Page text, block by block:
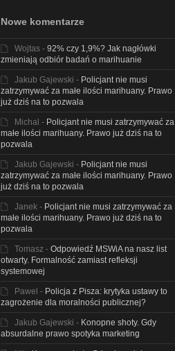
Nowe komentarze
Wojtas- 92% czy 1,9%? Jak nagłówki
zmieniają odbiór badań o marihuanie
Jakub Gajewski - Policjant nie musi
zatrzymywać za małe ilości marihuany. Prawo
już dziś na to pozwala
Michal - Policjant nie musi zatrzymywać za
małe ilości marihuany. Prawo już dziś na to
pozwala
Jakub Gajewski - Policjant nie musi
zatrzymywać za małe ilości marihuany. Prawo
już dziś na to pozwala
Janek- Policjant nie musi zatrzymywać za
małe ilości marihuany. Prawo już dziś na to
pozwala
Tomasz- Odpowiedź MSWiA na nasz list
otwarty. Formalność zamiast refleksji
systemowej
Pawel - Policja z Pisza: krytyka ustawy to
zagrożenie dla moralności publicznej?
Jakub Gajewski - Konopne shoty. Gdy
absurdalne prawo spotyka marketing